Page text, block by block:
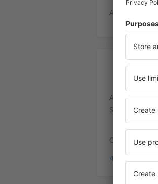
Astăzi este
Aeroportul Iași
Strada
Coordonate
47°10'38"N,